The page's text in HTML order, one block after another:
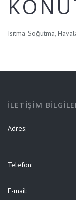
Isıtma-Soğutma,
İLETİŞİM
Adres:
Telefon:
E-mail: